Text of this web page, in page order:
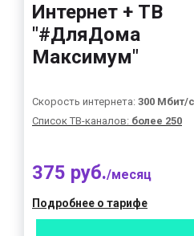
Интернет + ТВ
"#ДляДома
Максимум"
Скорость интернета: 300 Мбит/с
Список ТВ-каналов: более 250
375 руб./месяц
Подробнее о тарифе